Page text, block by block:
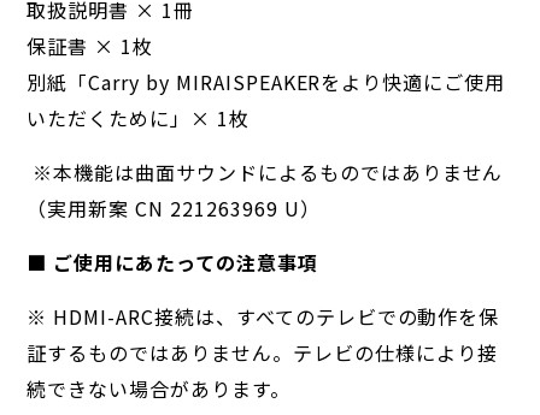
取扱説明書 × 1冊
保証書 × 1枚
別紙「Carry by MIRAISPEAKERをより快適にご使用
いただくために」× 1枚
※本機能は曲面サウンドによるものではありません
（実用新案 CN 221263969 U）
■ ご使用にあたっての注意事項
※ HDMI-ARC接続は、すべてのテレビでの動作を保
証するものではありません。テレビの仕様により接
続できない場合があります。